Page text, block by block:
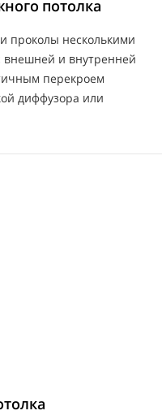
потолка
проколы несколькими
внешней и внутренней
перекроем
диффузора или